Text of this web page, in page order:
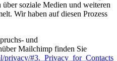
über soziale Medien und weiteren
Wir haben auf diesen Prozess
und
Mailchimp finden Sie
privacy/#3._Privacy_for_Contacts